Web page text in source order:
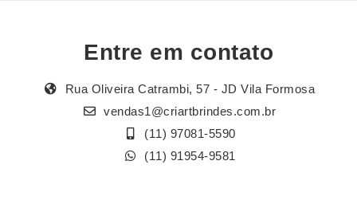
Entre em contato
Rua Oliveira Catrambi, 57 - JD Vila Formosa
vendas1@criartbrindes.com.br
(11) 97081-5590
(11) 91954-9581